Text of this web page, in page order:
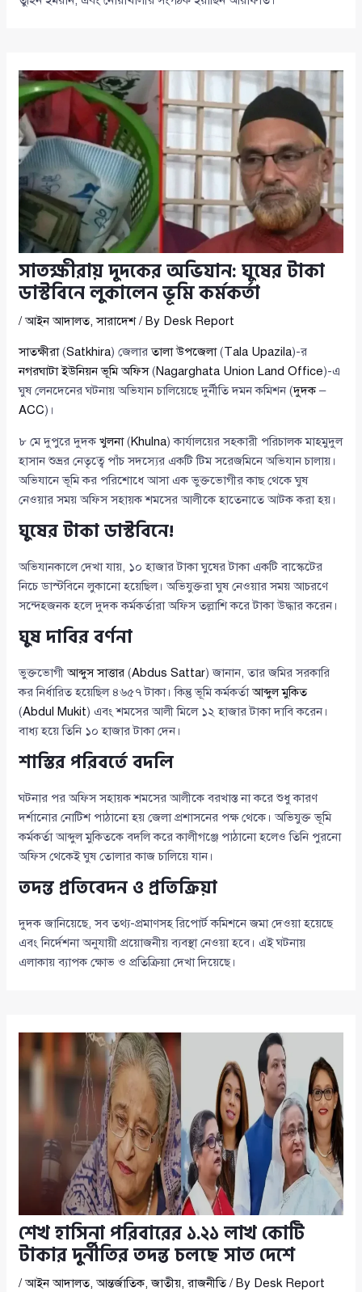
সাতক্ষীরায় দুদকের অভিযান: ঘুষের টাকা
ডাস্টবিনে লুকালেন ভূমি কর্মকর্তা
/আইন আদালত,সারাদেশ/ By Desk Report
সাতক্ষীরা(Satkhira) জেলারতালা উপজেলা(Tala Upazila)-র
নগরঘাটা ইউনিয়ন ভূমি অফিস(Nagarghata Union Land Office)-এ
ঘুষ লেনদেনের ঘটনায় অভিযান চালিয়েছে দুর্নীতি দমন কমিশন (দুদক–
ACC)।
৮ মে দুপুরে দুদকখুলনা(Khulna) কার্যালয়ের সহকারী পরিচালক মাহমুদুল
হাসান শুভ্রর নেতৃত্বে পাঁচ সদস্যের একটি টিম সরেজমিনে অভিযান চালায়।
অভিযানে ভূমি কর পরিশোধে আসা এক ভুক্তভোগীর কাছ থেকে ঘুষ
নেওয়ার সময় অফিস সহায়ক শমসের আলীকে হাতেনাতে আটক করা হয়।
ঘুষের টাকা ডাস্টবিনে!
অভিযানকালে দেখা যায়, ১০ হাজার টাকা ঘুষের টাকা একটি বাস্কেটের
নিচে ডাস্টবিনে লুকানো হয়েছিল। অভিযুক্তরা ঘুষ নেওয়ার সময় আচরণে
সন্দেহজনক হলে দুদক কর্মকর্তারা অফিস তল্লাশি করে টাকা উদ্ধার করেন।
ঘুষ দাবির বর্ণনা
ভুক্তভোগীআব্দুস সাত্তার (Abdus Sattar) জানান, তার জমির সরকারি
কর নির্ধারিত হয়েছিল ৪৬৫৭ টাকা। কিন্তু ভূমি কর্মকর্তাআব্দুল মুকিত
(Abdul Mukit) এবং শমসের আলী মিলে ১২ হাজার টাকা দাবি করেন।
বাধ্য হয়ে তিনি ১০ হাজার টাকা দেন।
শাস্তির পরিবর্তে বদলি
ঘটনার পর অফিস সহায়ক শমসের আলীকে বরখাস্ত না করে শুধু কারণ
দর্শানোর নোটিশ পাঠানো হয় জেলা প্রশাসনের পক্ষ থেকে। অভিযুক্ত ভূমি
কর্মকর্তা আব্দুল মুকিতকে বদলি করে কালীগঞ্জে পাঠানো হলেও তিনি পুরনো
অফিস থেকেই ঘুষ তোলার কাজ চালিয়ে যান।
তদন্ত প্রতিবেদন ও প্রতিক্রিয়া
দুদক জানিয়েছে, সব তথ্য-প্রমাণসহ রিপোর্ট কমিশনে জমা দেওয়া হয়েছে
এবং নির্দেশনা অনুযায়ী প্রয়োজনীয় ব্যবস্থা নেওয়া হবে। এই ঘটনায়
এলাকায় ব্যাপক ক্ষোভ ও প্রতিক্রিয়া দেখা দিয়েছে।
শেখ হাসিনা পরিবারের ১.২১ লাখ কোটি
টাকার দুর্নীতির তদন্ত চলছে সাত দেশে
/আইন আদালত,আন্তর্জাতিক,জাতীয়,রাজনীতি/ By Desk Report